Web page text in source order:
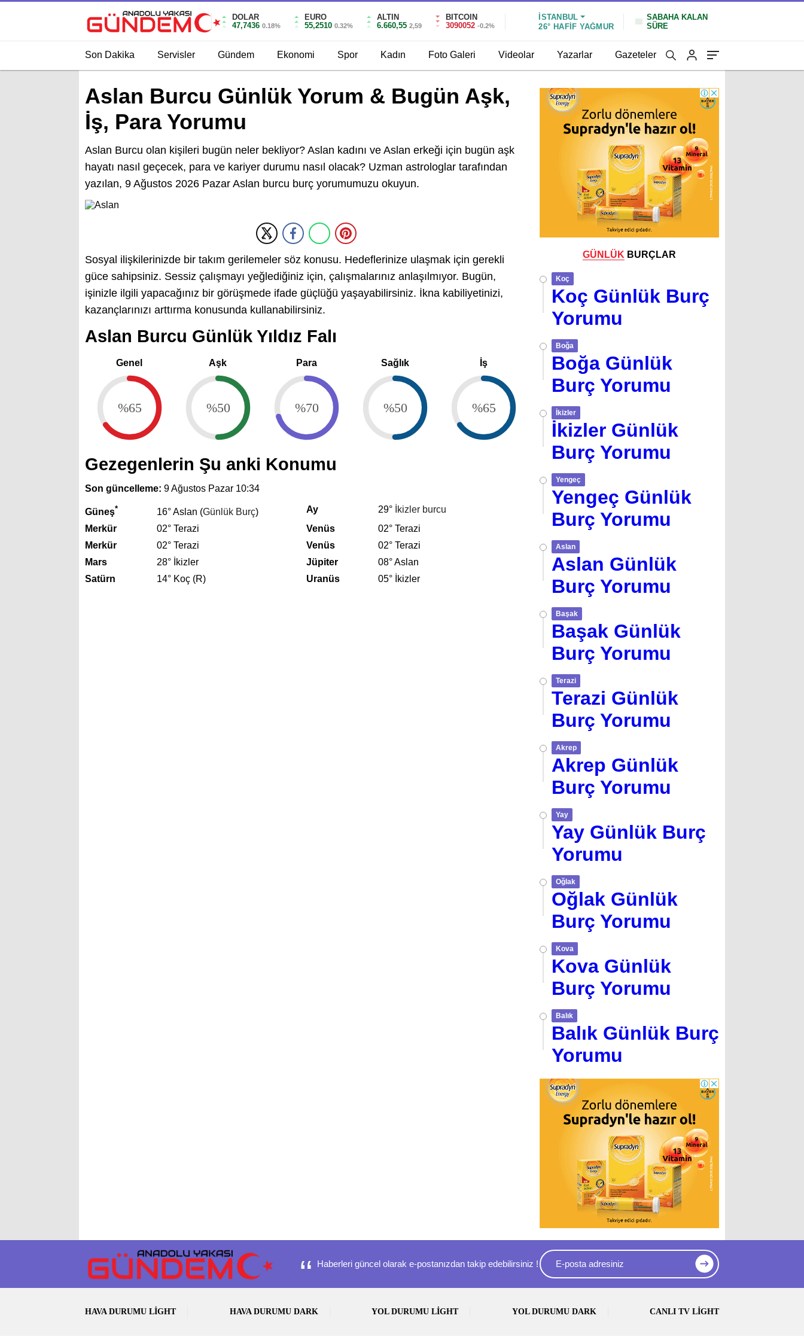
DOLAR
47,7436 0.18%
EURO
55,2510 0.32%
ALTIN
6.660,55 2,59
BITCOIN
3090052 -0.2%
İSTANBUL
26° HAFİF YAĞMUR
SABAHA KALAN
SÜRE
Son Dakika Servisler Gündem Ekonomi Spor Kadın Foto Galeri Videolar Yazarlar Gazeteler
Aslan Burcu Günlük Yorum & Bugün Aşk,
İş, Para Yorumu
Aslan Burcu olan kişileri bugün neler bekliyor? Aslan kadını ve Aslan erkeği için bugün aşk
hayatı nasıl geçecek, para ve kariyer durumu nasıl olacak? Uzman astrologlar tarafından
yazılan, 9 Ağustos 2026 Pazar Aslan burcu burç yorumumuzu okuyun.
Sosyal ilişkilerinizde bir takım gerilemeler söz konusu. Hedeflerinize ulaşmak için gerekli
güce sahipsiniz. Sessiz çalışmayı yeğlediğiniz için, çalışmalarınız anlaşılmıyor. Bugün,
işinizle ilgili yapacağınız bir görüşmede ifade güçlüğü yaşayabilirsiniz. İkna kabiliyetinizi,
kazançlarınızı arttırma konusunda kullanabilirsiniz.
Aslan Burcu Günlük Yıldız Falı
Genel
%65
Aşk
%50
Para
%70
Sağlık
%50
İş
%65
Gezegenlerin Şu anki Konumu
Son güncelleme: 9 Ağustos Pazar 10:34
Güneş* 16° Aslan (Günlük Burç) Ay 29° İkizler burcu
Merkür
02° Terazi Venüs
02° Terazi
Merkür
02° Terazi Venüs
02° Terazi
Mars
28° İkizler Jüpiter
08° Aslan
Satürn
14° Koç (R) Uranüs 05° İkizler
GÜNLÜK BURÇLAR
Koç
Koç Günlük Burç
Yorumu
Boğa
Boğa Günlük
Burç Yorumu
İkizler
İkizler Günlük
Burç Yorumu
Yengeç
Yengeç Günlük
Burç Yorumu
Aslan
Aslan Günlük
Burç Yorumu
Başak
Başak Günlük
Burç Yorumu
Terazi
Terazi Günlük
Burç Yorumu
Akrep
Akrep Günlük
Burç Yorumu
Yay
Yay Günlük Burç
Yorumu
Oğlak
Oğlak Günlük
Burç Yorumu
Kova
Kova Günlük
Burç Yorumu
Balık
Balık Günlük Burç
Yorumu
Haberleri güncel olarak e-postanızdan takip edebilirsiniz !
HAVA DURUMU LIGHT HAVA DURUMU DARK YOL DURUMU LIGHT YOL DURUMU DARK CANLI TV LIGHT